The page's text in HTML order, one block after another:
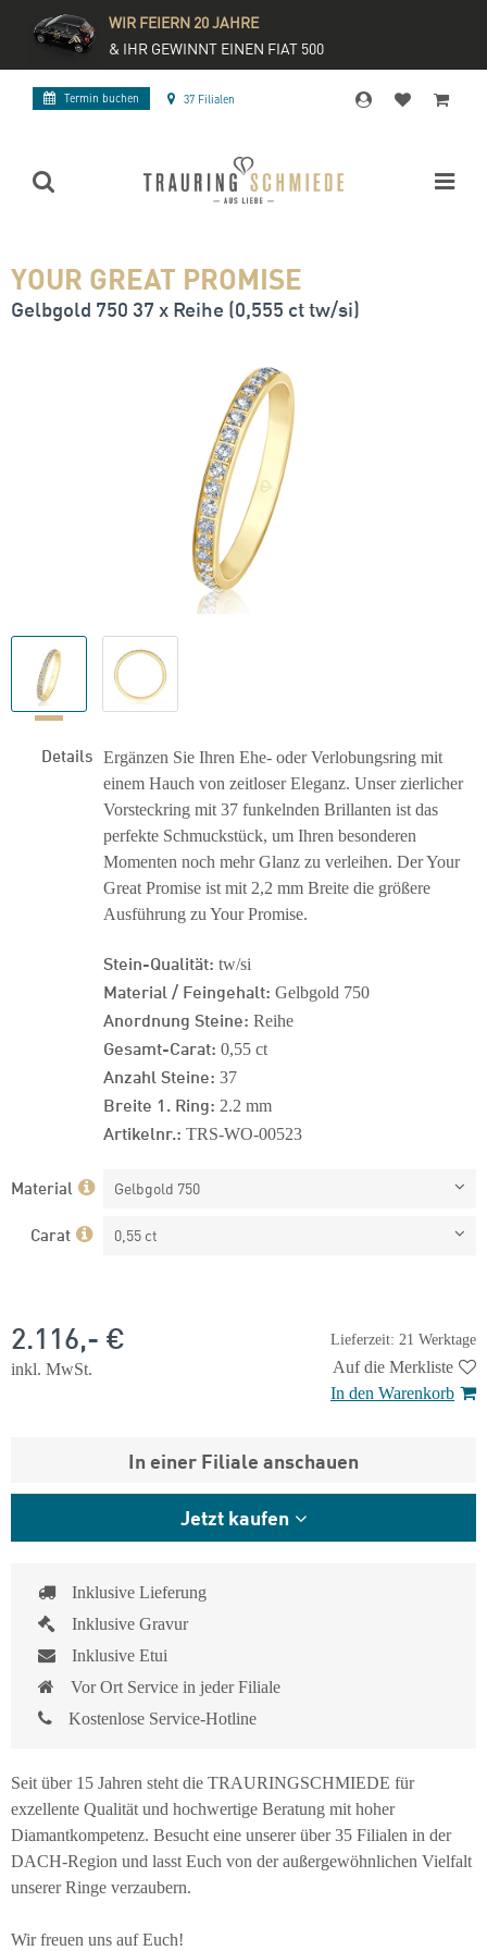
WIR FEIERN 20 JAHRE
& IHR GEWINNT EINEN FIAT 500
Termin buchen 37 Filialen
YOUR GREAT PROMISE
Gelbgold 750 37 x Reihe (0,555 ct tw/si)
Details Ergänzen Sie Ihren Ehe- oder Verlobungsring mit
einem Hauch von zeitloser Eleganz. Unser zierlicher
Vorsteckring mit 37 funkelnden Brillanten ist das
perfekte Schmuckstück, um Ihren besonderen
Momenten noch mehr Glanz zu verleihen. Der Your
Great Promise ist mit 2,2 mm Breite die größere
Ausführung zu Your Promise.
Stein-Qualität: tw/si
Material / Feingehalt: Gelbgold 750
Anordnung Steine: Reihe
Gesamt-Carat: 0,55 ct
Anzahl Steine: 37
Breite 1. Ring: 2.2 mm
Artikelnr.: TRS-WO-00523
Material Gelbgold 750
Carat 0,55 ct
Lieferzeit: 21 Werktage
2.116,- €
inkl. MwSt.
Auf die Merkliste
In den Warenkorb
In einer Filiale anschauen
Jetzt kaufen
Inklusive Lieferung
Inklusive Gravur
Inklusive Etui
Vor Ort Service in jeder Filiale
Kostenlose Service-Hotline
Seit über 15 Jahren steht die TRAURINGSCHMIEDE für
exzellente Qualität und hochwertige Beratung mit hoher
Diamantkompetenz. Besucht eine unserer über 35 Filialen in der
DACH-Region und lasst Euch von der außergewöhnlichen Vielfalt
unserer Ringe verzaubern.
Wir freuen uns auf Euch!